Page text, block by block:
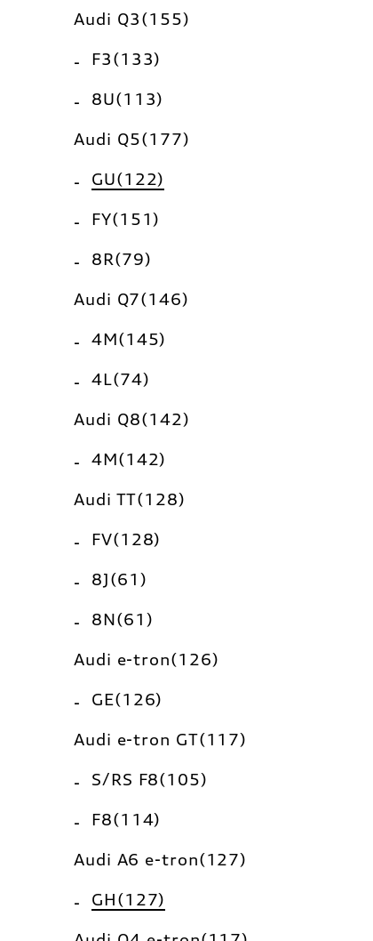
Audi Q3(155)
F3(133)
8U(113)
Audi Q5(177)
GU(122)
FY(151)
8R(79)
Audi Q7(146)
4M(145)
4L(74)
Audi Q8(142)
4M(142)
Audi TT(128)
FV(128)
8J(61)
8N(61)
Audi e-tron(126)
GE(126)
Audi e-tron GT(117)
S/RS F8(105)
F8(114)
Audi A6 e-tron(127)
GH(127)